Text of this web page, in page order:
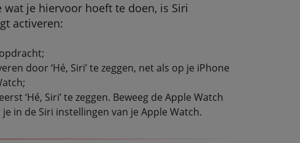
wat je hiervoor hoeft te doen, is Siri
activeren:
door ‘Hé, Siri’ te zeggen, net als op je iPhone
‘Hé, Siri’ te zeggen. Beweeg de Apple Watch
in de Siri instellingen van je Apple Watch.